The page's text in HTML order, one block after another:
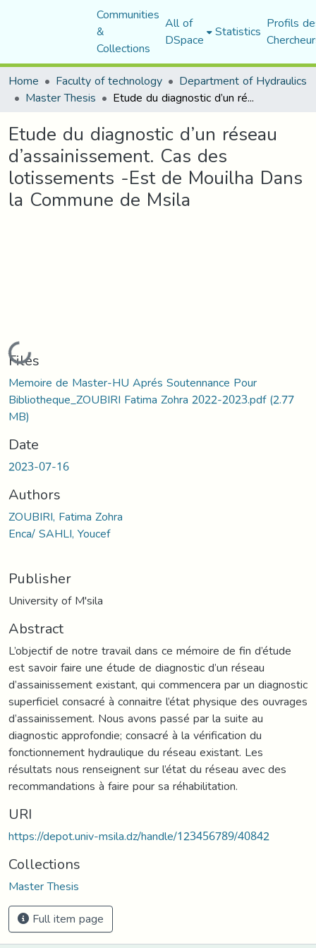
Communities
&
Collections
All of
DSpace Statistics Profils
Home
Faculty of technology Department of Hydraulics
Master Thesis Etude du diagnostic d’un réseau d’assainissement. Cas des lotissements -Est de Mouilha Dans la Commune de Msila
Etude du diagnostic d’un réseau
d’assainissement. Cas des
lotissements -Est de Mouilha Dans
la Commune de Msila
Loading...
Files
Memoire de Master-HU Aprés Soutennance Pour
Bibliotheque_ZOUBIRI Fatima Zohra 2022-2023.pdf(2.77
MB)
Date
2023-07-16
Authors
ZOUBIRI, Fatima Zohra
Enca/ SAHLI, Youcef
Publisher
University of M'sila
Abstract
L’objectif de notre travail dans ce mémoire de fin d’étude
est savoir faire une étude de diagnostic d’un réseau
d’assainissement existant, qui commencera par un diagnostic
superficiel consacré à connaitre l’état physique des ouvrages
d’assainissement. Nous avons passé par la suite au
diagnostic approfondie; consacré à la vérification du
fonctionnement hydraulique du réseau existant. Les
résultats nous renseignent sur l’état du réseau avec des
recommandations à faire pour sa réhabilitation.
URI
https://depot.univ-msila.dz/handle/123456789/40842
Collections
Master Thesis
Full item page